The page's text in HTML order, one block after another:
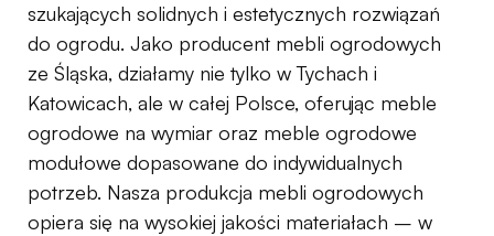
ODKRYJ KOLEKCJE
szukających solidnych i estetycznych rozwiązań
do ogrodu. Jako producent mebli ogrodowych
ze Śląska, działamy nie tylko w Tychach i
Katowicach, ale w całej Polsce, oferując meble
ogrodowe na wymiar oraz meble ogrodowe
modułowe dopasowane do indywidualnych
potrzeb. Nasza produkcja mebli ogrodowych
opiera się na wysokiej jakości materiałach – w